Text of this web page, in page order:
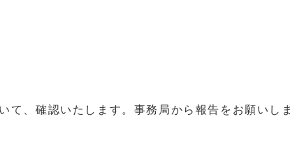
、確認いたします。事務局から報告をお願いし